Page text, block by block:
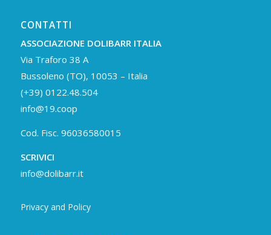
CONTATTI
ASSOCIAZIONE DOLIBARR ITALIA
Via Traforo 38 A
Bussoleno (TO), 10053 – Italia
(+39) 0122.48.504
info@19.coop
Cod. Fisc. 96036580015
SCRIVICI
info@dolibarr.it
Privacy and Policy